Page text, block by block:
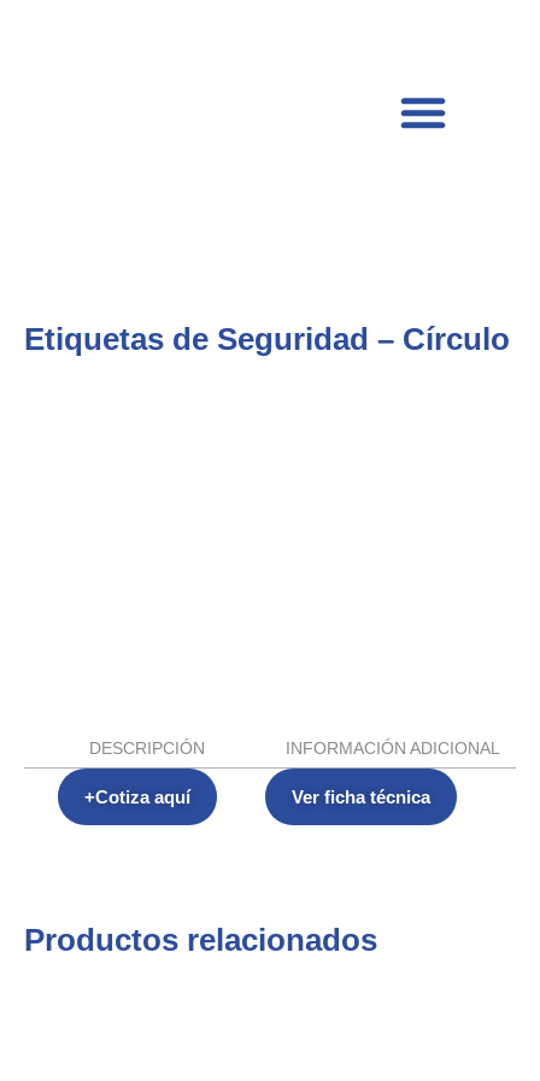
Etiquetas de Seguridad – Círculo
DESCRIPCIÓN INFORMACIÓN ADICIONAL
+Cotiza aquí Ver ficha técnica
Productos relacionados